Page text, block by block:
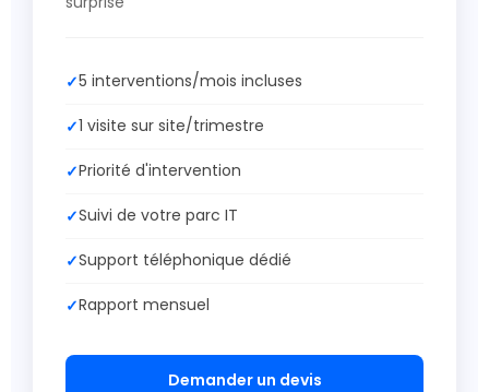
5 interventions/mois incluses
1 visite sur site/trimestre
Priorité d'intervention
Suivi de votre parc IT
Support téléphonique dédié
Rapport mensuel
Demander un devis